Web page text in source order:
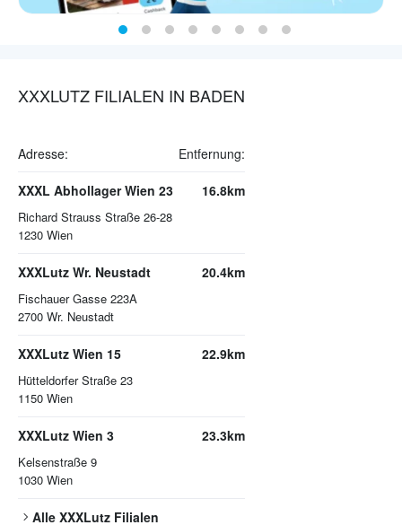
XXXLUTZ FILIALEN IN BADEN
Adresse: Entfernung:
XXXL Abhollager Wien 23
Richard Strauss Straße 26-28
1230 Wien
16.8km
XXXLutz Wr. Neustadt
Fischauer Gasse 223A
2700 Wr. Neustadt
20.4km
XXXLutz Wien 15
Hütteldorfer Straße 23
1150 Wien
22.9km
XXXLutz Wien 3
Kelsenstraße 9
1030 Wien
23.3km
Alle XXXLutz Filialen